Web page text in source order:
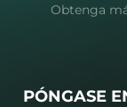
Obtenga
PÓNGASE